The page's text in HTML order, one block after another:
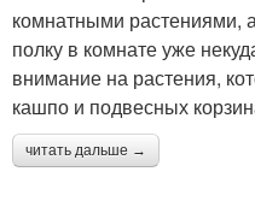
комнатными растениями,
полку в комнате уже
внимание на растения,
кашпо и подвесных
читать дальше →